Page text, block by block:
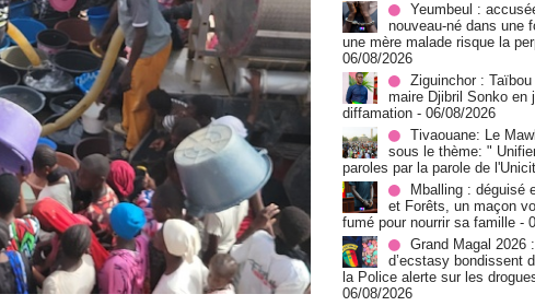
Yeumbeul :
nouveau-né dans une
une mère malade risque la
06/08/2026
Ziguinchor :
maire Djibril Sonko en
diffamation - 06/08/2026
Tivaouane: Le
sous le thème: "
paroles par la parole de
Mballing : déguisé
et Forêts, un maçon
fumé pour nourrir sa famille -
Grand Magal 2026
d’ecstasy bondissent
la Police alerte sur les
06/08/2026